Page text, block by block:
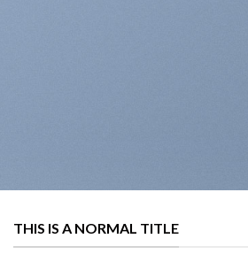
THIS IS A NORMAL TITLE